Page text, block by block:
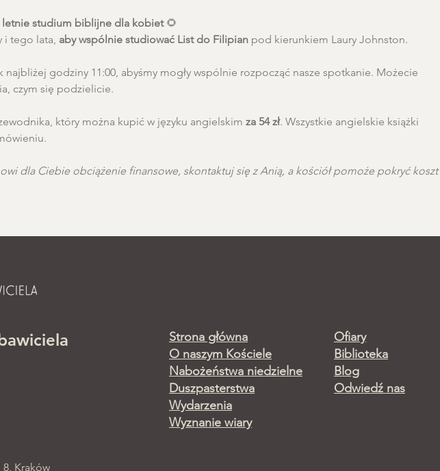
letnie studium biblijne dla kobiet 🌻
i tego lata, aby wspólnie studiować List do Filipian pod kierunkiem Laury Johnston.
najbliżej godziny 11:00, abyśmy mogły wspólnie rozpocząć nasze spotkanie. Możecie
czym się podzielicie.
który można kupić w języku angielskim za 54 zł. Wszystkie angielskie książki
dla Ciebie obciążenie finansowe, skontaktuj się z Anią, a kościół pomoże pokryć koszt
Kraków
Strona główna
O naszym Kościele
Nabożeństwa niedzielne
Duszpasterstwa
Wydarzenia
Wyznanie wiary
Ofiary
Biblioteka
Blog
Odwiedź nas